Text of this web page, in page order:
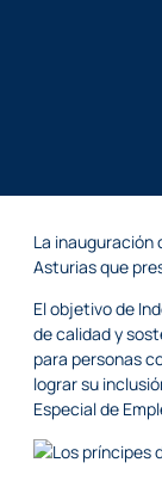
La inauguración
Asturias que
El objetivo de
de calidad y
para personas
lograr su
Especial de